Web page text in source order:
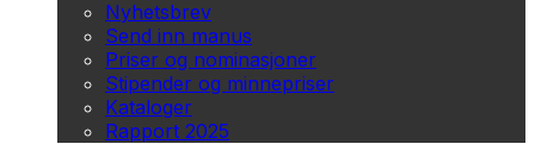
Nyhetsbrev
Send inn manus
Priser og nominasjoner
Stipender og minnepriser
Kataloger
Rapport 2025